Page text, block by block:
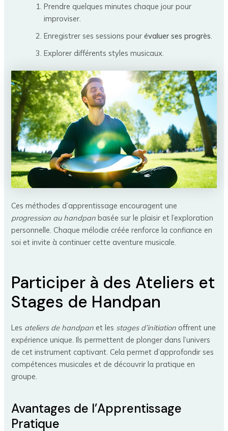
Prendre quelques minutes chaque jour pour
improviser.
Enregistrer ses sessions pourévaluer ses progrès.
Explorer différents styles musicaux.
Ces méthodes d’apprentissage encouragent une
progression au handpan basée sur le plaisir et l’exploration
personnelle. Chaque mélodie créée renforce la confiance en
soi et invite à continuer cette aventure musicale.
Participer à des Ateliers et
Stages de Handpan
Les ateliers de handpan et les stages d’initiation offrent une
expérience unique. Ils permettent de plonger dans l’univers
de cet instrument captivant. Cela permet d’approfondir ses
compétences musicales et de découvrir la pratique en
groupe.
Avantages de l’Apprentissage
Pratique